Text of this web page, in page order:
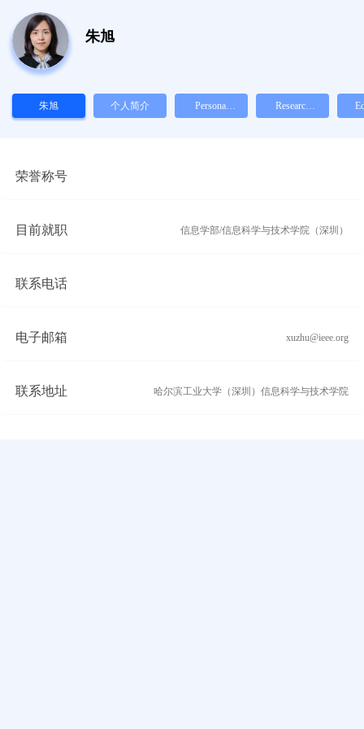
朱旭
朱旭 个人简介 Personal Research
荣誉称号
目前就职 信息学部/信息科学与技术学院（深圳）
联系电话
电子邮箱 xuzhu@ieee.org
联系地址 哈尔滨工业大学（深圳）信息科学与技术学院